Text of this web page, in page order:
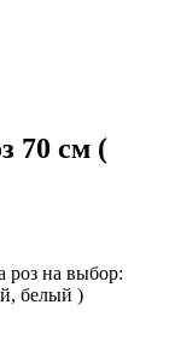
70 см (
роз на выбор:
белый )